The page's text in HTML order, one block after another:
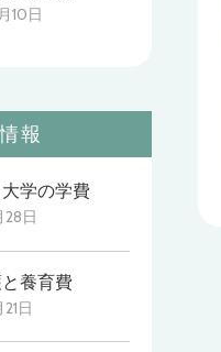
10日
報
学の学費
28日
養育費
日